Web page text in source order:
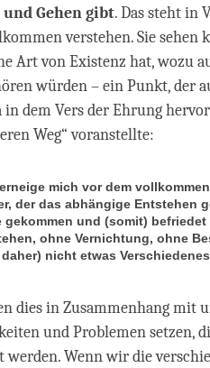
Gehen gibt. Das steht in
verstehen. Sie
Art von Existenz hat, wozu
würden – ein Punkt, der
in dem Vers der Ehrung
Weg“ voranstellte:
mich vor dem
der das abhängige Entstehen
gekommen und (somit)
ohne Vernichtung, ohne
nicht etwas
dies in Zusammenhang mit
und Problemen setzen,
werden. Wenn wir die